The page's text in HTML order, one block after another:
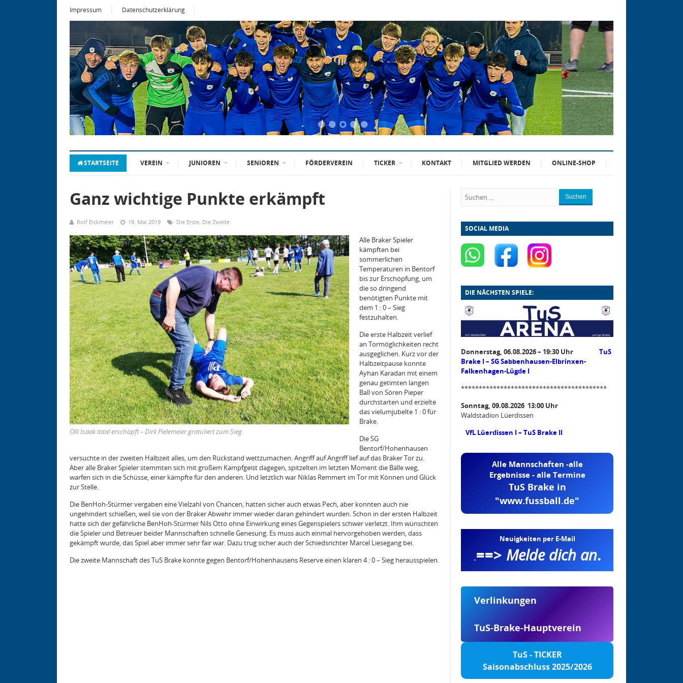
Impressum Datenschutzerklärung
STARTSEITE VEREIN JUNIOREN SENIOREN FÖRDERVEREIN TICKER KONTAKT MITGLIED WERDEN ONLINE-SHOP
Ganz wichtige Punkte erkämpft
Rolf Eickmeier 19. Mai 2019 Die Erste, Die Zweite
Olli Isaak total erschöpft – Dirk Pielemeier gratuliert zum Sieg.
Alle Braker Spieler
kämpften bei
sommerlichen
Temperaturen in Bentorf
bis zur Erschöpfung, um
die so dringend
benötigten Punkte mit
dem 1 : 0 – Sieg
festzuhalten.
Die erste Halbzeit verlief
an Tormöglichkeiten recht
ausgeglichen. Kurz vor der
Halbzeitpause konnte
Ayhan Karadan mit einem
genau getimten langen
Ball von Sören Pieper
durchstarten und erzielte
das vielumjubelte 1 : 0 für
Brake.
Die SG
Bentorf/Hohenhausen
versuchte in der zweiten Halbzeit alles, um den Rückstand wettzumachen. Angriff auf Angriff lief auf das Braker Tor zu.
Aber alle Braker Spieler stemmten sich mit großem Kampfgeist dagegen, spitzelten im letzten Moment die Bälle weg,
warfen sich in die Schüsse, einer kämpfte für den anderen. Und letztlich war Niklas Remmert im Tor mit Können und Glück
zur Stelle.
Die BenHoh-Stürmer vergaben eine Vielzahl von Chancen, hatten sicher auch etwas Pech, aber konnten auch nie
ungehindert schießen, weil sie von der Braker Abwehr immer wieder daran gehindert wurden. Schon in der ersten Halbzeit
hatte sich der gefährliche BenHoh-Stürmer Nils Otto ohne Einwirkung eines Gegenspielers schwer verletzt. Ihm wünschten
die Spieler und Betreuer beider Mannschaften schnelle Genesung. Es muss auch einmal hervorgehoben werden, dass
gekämpft wurde, das Spiel aber immer sehr fair war. Dazu trug sicher auch der Schiedsrichter Marcel Liesegang bei.
Die zweite Mannschaft des TuS Brake konnte gegen Bentorf/Hohenhausens Reserve einen klaren 4 : 0 – Sieg herausspielen.
Suchen
SOCIAL MEDIA
DIE NÄCHSTEN SPIELE:
Donnerstag, 06.08.2026 – 19:30 Uhr TuS
Brake I – SG Sabbenhausen-Elbrinxen-
Falkenhagen-Lügde I
*****************************************
Sonntag, 09.08.2026 13:00 Uhr
Waldstadion Lüerdissen
VfL Lüerdissen I – TuS Brake II
Alle Mannschaften -alle
Ergebnisse - alle Termine
TuS Brake in
"www.fussball.de"
Neuigkeiten per E-Mail
.==> Melde dich an.
Verlinkungen
TuS-Brake-Hauptverein
TuS - TICKER
Saisonabschluss 2025/2026